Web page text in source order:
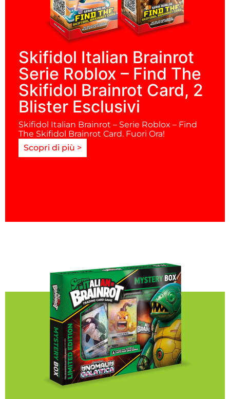
Skifidol Italian Brainrot
Serie Roblox – Find The
Skifidol Brainrot Card, 2
Blister Esclusivi
Skifidol Italian Brainrot – Serie Roblox – Find
The Skifidol Brainrot Card. Fuori Ora!
Scopri di più >